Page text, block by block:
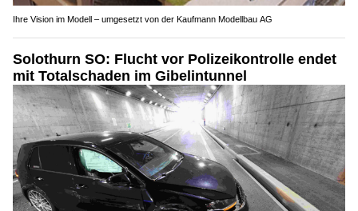
Ihre Vision im Modell – umgesetzt von der Kaufmann Modellbau AG
Solothurn SO: Flucht vor Polizeikontrolle endet
mit Totalschaden im Gibelintunnel